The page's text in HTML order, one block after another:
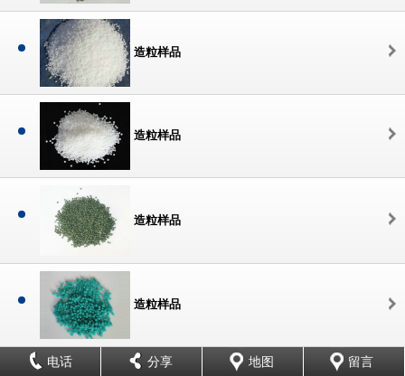
造粒样品
造粒样品
造粒样品
造粒样品
电话 分享 地图 留言